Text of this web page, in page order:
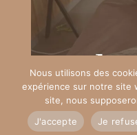
Nous utilisons des
expérience sur notre site
site, nous
J'accepte
Je